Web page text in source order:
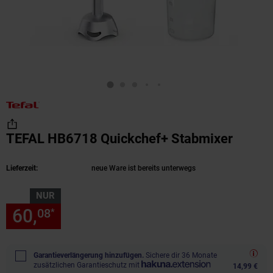
TEFAL HB6718 Quickchef+ Stabmixer
Lieferzeit: neue Ware ist bereits unterwegs
NUR
60,08*
Garantieverlängerung hinzufügen. Sichere dir 36 Monate
zusätzlichen Garantieschutz mit
14,99 €